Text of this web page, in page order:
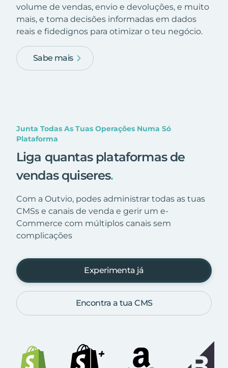
volume de vendas, envio e devoluções, e muito
mais, e toma decisões informadas em dados
reais e fidedignos para otimizar o teu negócio.
Sabe mais
Junta Todas As Tuas Operações Numa Só
Plataforma
Liga quantas plataformas de
vendas quiseres.
Com a Outvio, podes administrar todas as tuas
CMSs e canais de venda e gerir um e-
Commerce com múltiplos canais sem
complicações
Experimenta já
Encontra a tua CMS